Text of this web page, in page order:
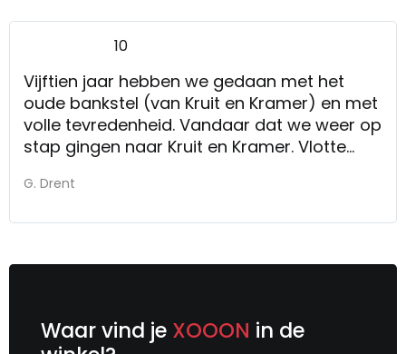
10
Vijftien jaar hebben we gedaan met het
oude bankstel (van Kruit en Kramer) en met
volle tevredenheid. Vandaar dat we weer op
stap gingen naar Kruit en Kramer. Vlotte
G. Drent
Waar vind je XOOON in de